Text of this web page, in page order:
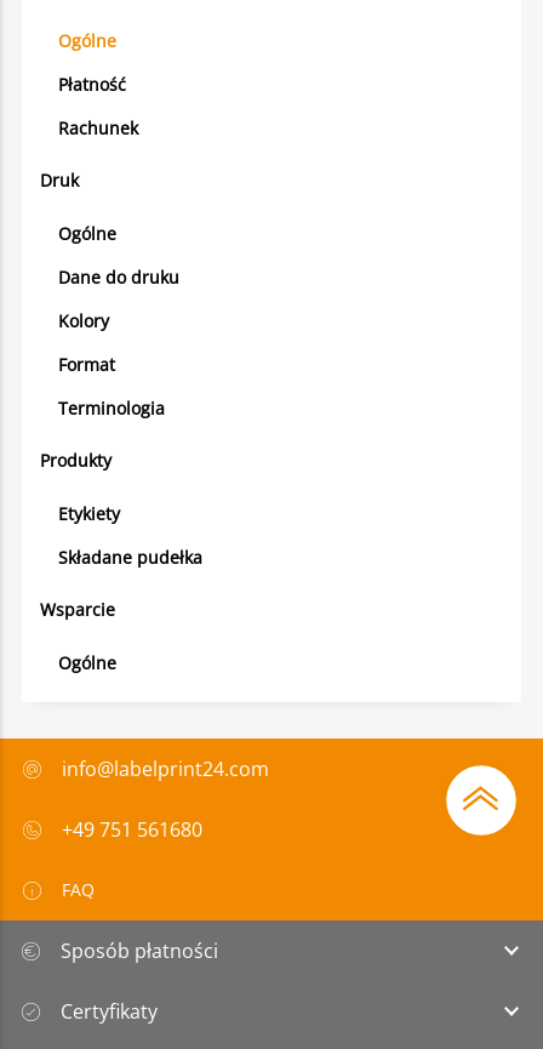
Ogólne
Płatność
Rachunek
Druk
Ogólne
Dane do druku
Kolory
Format
Terminologia
Produkty
Etykiety
Składane pudełka
Wsparcie
Ogólne
info@labelprint24.com
+49 751 561680
FAQ
Sposób płatności
Certyfikaty